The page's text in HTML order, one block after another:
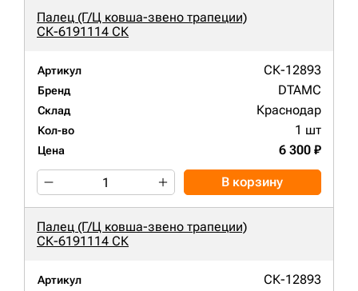
Палец (Г/Ц ковша-звено трапеции)
СК-6191114 СК
Артикул СК-12893
Бренд DTAMC
Склад Краснодар
Кол-во 1 шт
Цена 6 300 ₽
В корзину
Палец (Г/Ц ковша-звено трапеции)
СК-6191114 СК
Артикул СК-12893